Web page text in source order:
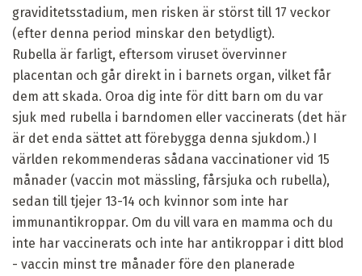
graviditetsstadium, men risken är störst till 17 veckor
(efter denna period minskar den betydligt).
Rubella är farligt, eftersom viruset övervinner
placentan och går direkt in i barnets organ, vilket får
dem att skada. Oroa dig inte för ditt barn om du var
sjuk med rubella i barndomen eller vaccinerats (det här
är det enda sättet att förebygga denna sjukdom.) I
världen rekommenderas sådana vaccinationer vid 15
månader (vaccin mot mässling, fårsjuka och rubella),
sedan till tjejer 13-14 och kvinnor som inte har
immunantikroppar. Om du vill vara en mamma och du
inte har vaccinerats och inte har antikroppar i ditt blod
- vaccin minst tre månader före den planerade